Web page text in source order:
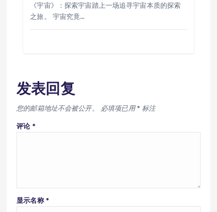
《宇宙》：探索宇宙踏上一场追寻宇宙本质的探索
之旅。 宇宙究竟…
发表回复
您的邮箱地址不会被公开。 必填项已用* 标注
评论 *
显示名称 *